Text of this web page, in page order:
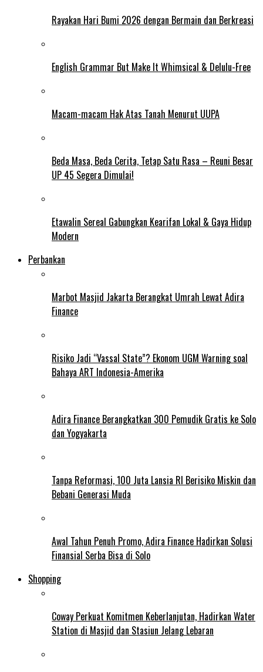
Rayakan Hari Bumi 2026 dengan Bermain dan Berkreasi
English Grammar But Make It Whimsical & Delulu-Free
Macam-macam Hak Atas Tanah Menurut UUPA
Beda Masa, Beda Cerita, Tetap Satu Rasa – Reuni Besar
UP 45 Segera Dimulai!
Etawalin Sereal Gabungkan Kearifan Lokal & Gaya Hidup
Modern
Perbankan
Marbot Masjid Jakarta Berangkat Umrah Lewat Adira
Finance
Risiko Jadi “Vassal State”? Ekonom UGM Warning soal
Bahaya ART Indonesia-Amerika
Adira Finance Berangkatkan 300 Pemudik Gratis ke Solo
dan Yogyakarta
Tanpa Reformasi, 100 Juta Lansia RI Berisiko Miskin dan
Bebani Generasi Muda
Awal Tahun Penuh Promo, Adira Finance Hadirkan Solusi
Finansial Serba Bisa di Solo
Shopping
Coway Perkuat Komitmen Keberlanjutan, Hadirkan Water
Station di Masjid dan Stasiun Jelang Lebaran